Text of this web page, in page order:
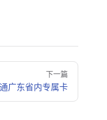
下一篇
广东省内专属卡